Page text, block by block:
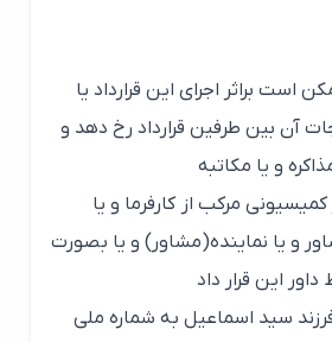
براثر اجرای این قرارداد یا
بین طرفین قرارداد رخ دهد و
و یا مکاتبه
مرکب از کارفرما و یا
و یا نماینده(مشاور) و یا بصورت
قرار داد
سید اسماعیل به شماره ملی